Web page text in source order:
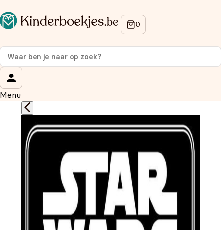
Menu
Op de hoogte blijven van onze acties?
Meld je aan voor onze nieuwsbrief en ontvang
korting
Wat is je voornaam?
Wat is je e-mailadres?*
Aanmelden
We gebruiken je gegevens om contact op te nemen, in
overeenstemming met ons
privacybeleid.